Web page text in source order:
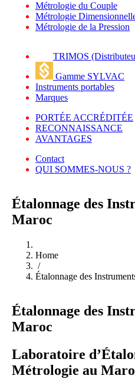
Métrologie du Couple
Métrologie
Métrologie de la Pression
TRIMOS
Gamme SYLVAC
Instruments portables
Marques
PORTÉE ACCRÉDITÉE
RECONNAISSANCE
AVANTAGES
Contact
QUI SOMMES-NOUS ?
Étalonnage des
Maroc
Home
/
Étalonnage des
Étalonnage des
Maroc
Laboratoire
Métrologie au